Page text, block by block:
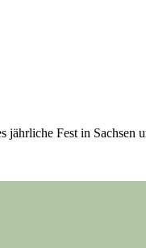
jährliche Fest in